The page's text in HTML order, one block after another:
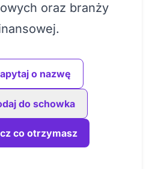
oraz branży
o nazwę
do schowka
co otrzymasz